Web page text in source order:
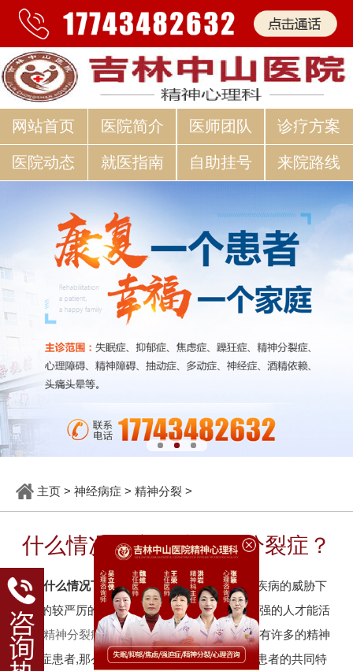
网站首页 医院简介 医师团队 诊疗方案
医院动态 就医指南 自助挂号 来院路线
主页> 神经病症 > 精神分裂>
什么情况下容易患精神分裂症？
什么情况下容易患精神分裂症？生活是在疾病的威胁下
进行的较严厉的挑战,所以生活是残酷的,只有坚强的人才能活
下来. 精神分裂症是常见的生活疾病,目前我国拥有许多的精神
分裂症患者,那么有多少人知道这些精神分裂症患者的共同特